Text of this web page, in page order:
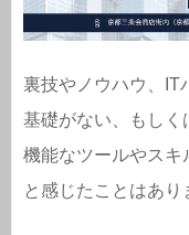
裏技やノウハウ、IT
基礎がない、もしく
機能なツールやスキ
と感じたことはあり